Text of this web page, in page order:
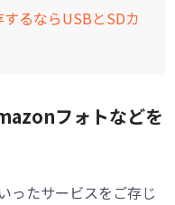
るならUSBとSDカ
フォトなどを
ったサービスをご存じ